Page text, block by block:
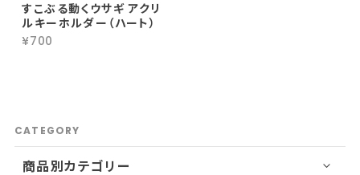
すこぶる動くウサギ アクリ
ルキーホルダー（ハート）
¥700
CATEGORY
商品別カテゴリー